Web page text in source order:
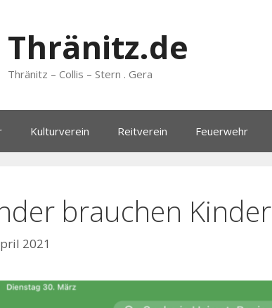
Thränitz.de
Thränitz – Collis – Stern . Gera
Kulturverein Reitverein Feuerwehr
brauchen Kinder
2021